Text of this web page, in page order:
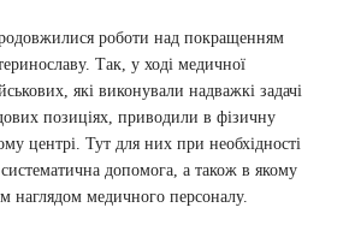
роботи над покращенням
Так, у ході медичної
які виконували надважкі задачі
позиціях, приводили в фізичну
центрі. Тут для них при необхідності
допомога, а також в якому
наглядом медичного персоналу.